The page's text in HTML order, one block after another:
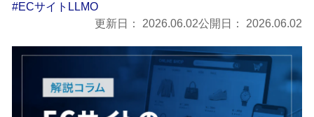
#ECサイトLLMO
更新日：
2026.06.02公開日： 2026.06.02